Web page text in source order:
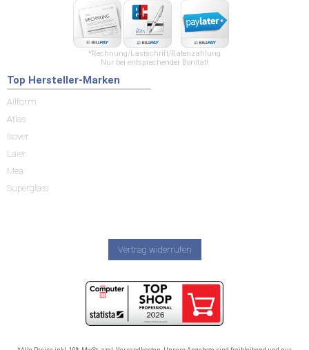
*Rechnung/Lastschrift/Ratenzahlung
Nur bei entsprechender Bonität!
Top Hersteller-Marken
Allform
Atlas
Isover
Laier
Mea
Superglass
Vertrag widerrufen